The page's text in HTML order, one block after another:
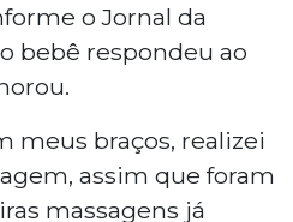
o Jornal da
bebê respondeu ao
meus braços, realizei
assim que foram
massagens já